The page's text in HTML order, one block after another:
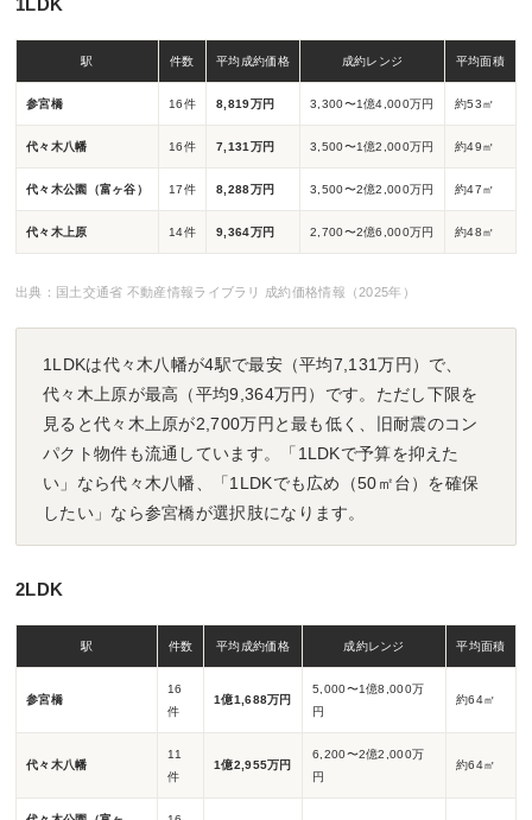
1LDK
駅 件数 平均成約価格 成約レンジ 平均面積
参宮橋 16件 8,819万円 3,300〜1億4,000万円 約53㎡
代々木八幡 16件 7,131万円 3,500〜1億2,000万円 約49㎡
代々木公園（富ヶ谷） 17件 8,288万円 3,500〜2億2,000万円 約47㎡
代々木上原 14件 9,364万円 2,700〜2億6,000万円 約48㎡
出典：国土交通省 不動産情報ライブラリ 成約価格情報（2025年）
1LDKは代々木八幡が4駅で最安（平均7,131万円）で、
代々木上原が最高（平均9,364万円）です。ただし下限を
見ると代々木上原が2,700万円と最も低く、旧耐震のコン
パクト物件も流通しています。「1LDKで予算を抑えた
い」なら代々木八幡、「1LDKでも広め（50㎡台）を確保
したい」なら参宮橋が選択肢になります。
2LDK
駅 件数 平均成約価格 成約レンジ 平均面積
参宮橋
16
件
1億1,688万円
5,000〜1億8,000万
円
約64㎡
代々木八幡
11
件
1億2,955万円
6,200〜2億2,000万
円
約64㎡